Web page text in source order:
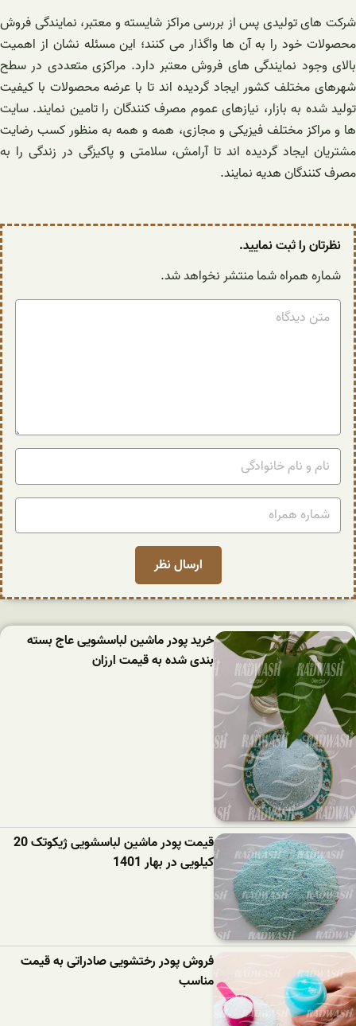
شرکت های تولیدی پس از بررسی مراکز شایسته و معتبر، نمایندگی فروش
محصولات خود را به آن ها واگذار می کنند؛ این مسئله نشان از اهمیت
بالای وجود نمایندگی های فروش معتبر دارد. مراکزی متعددی در سطح
شهرهای مختلف کشور ایجاد گردیده اند تا با عرضه محصولات با کیفیت
تولید شده به بازار، نیازهای عموم مصرف کنندگان را تامین نمایند. سایت
ها و مراکز مختلف فیزیکی و مجازی، همه و همه به منظور کسب رضایت
مشتریان ایجاد گردیده اند تا آرامش، سلامتی و پاکیزگی در زندگی را به
مصرف کنندگان هدیه نمایند.
نظرتان را ثبت نمایید.
شماره همراه شما منتشر نخواهد شد.
خرید پودر ماشین لباسشویی عاج بسته
بندی شده به قیمت ارزان
قیمت پودر ماشین لباسشویی ژیکوتک 20
کیلویی در بهار 1401
فروش پودر رختشویی صادراتی به قیمت
مناسب